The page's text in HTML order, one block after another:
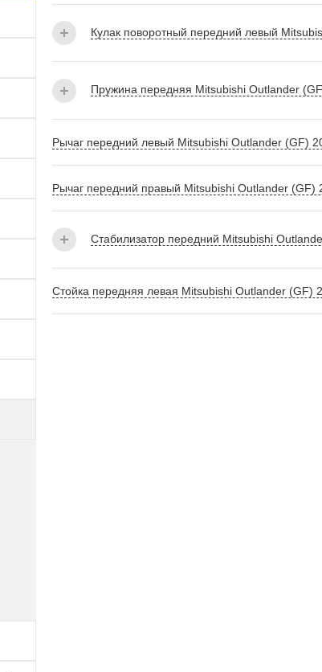
Кулак поворотный передний левый
Пружина передняя Mitsubishi Outlander
Рычаг передний левый Mitsubishi Outlander (GF)
Рычаг передний правый Mitsubishi Outlander
Стабилизатор передний Mitsubishi
Стойка передняя левая Mitsubishi Outlander (GF)